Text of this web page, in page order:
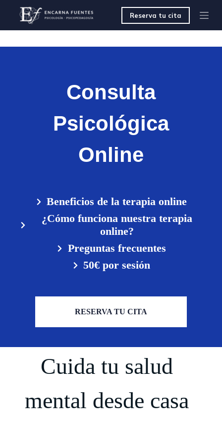
a
Reserva tu cita
Consulta
Psicológica
Online
Beneficios de la terapia online
¿Cómo funciona nuestra terapia
online?
Preguntas frecuentes
50€ por sesión
RESERVA TU CITA
Cuida tu salud
mental desde casa